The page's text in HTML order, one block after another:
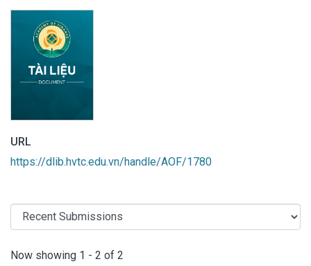
URL
https://dlib.hvtc.edu.vn/handle/AOF/1780
Recent Submissions
Now showing 1 - 2 of 2